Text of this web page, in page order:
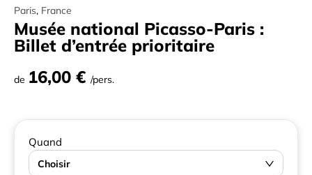
Paris, France
Musée national Picasso-Paris :
Billet d’entrée prioritaire
de 16,00 € /pers.
Quand
Choisir